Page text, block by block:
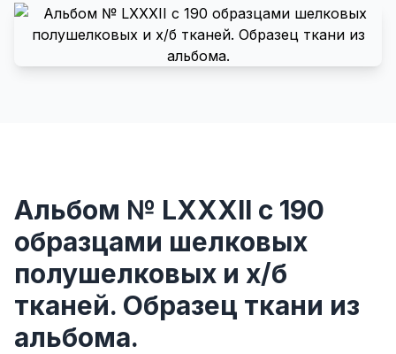
Альбом № LXXXII с 190
образцами шелковых
полушелковых и х/б
тканей. Образец ткани из
альбома.